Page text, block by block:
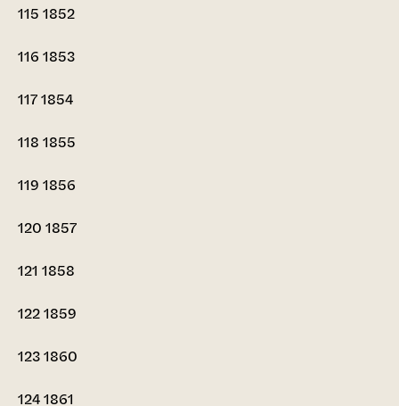
115 1852
116 1853
1171854
118 1855
119 1856
120 1857
121 1858
1221859
1231860
1241861